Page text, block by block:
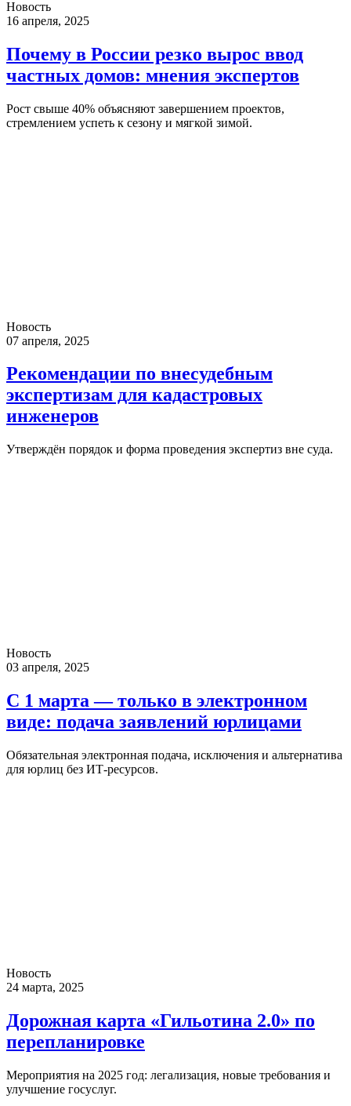
Новость
16 апреля, 2025
Почему в России резко вырос ввод
частных домов: мнения экспертов
Рост свыше 40% объясняют завершением проектов,
стремлением успеть к сезону и мягкой зимой.
Новость
07 апреля, 2025
Рекомендации по внесудебным
экспертизам для кадастровых
инженеров
Утверждён порядок и форма проведения экспертиз вне суда.
Новость
03 апреля, 2025
С 1 марта — только в электронном
виде: подача заявлений юрлицами
Обязательная электронная подача, исключения и альтернатива
для юрлиц без ИТ-ресурсов.
Новость
24 марта, 2025
Дорожная карта «Гильотина 2.0» по
перепланировке
Мероприятия на 2025 год: легализация, новые требования и
улучшение госуслуг.